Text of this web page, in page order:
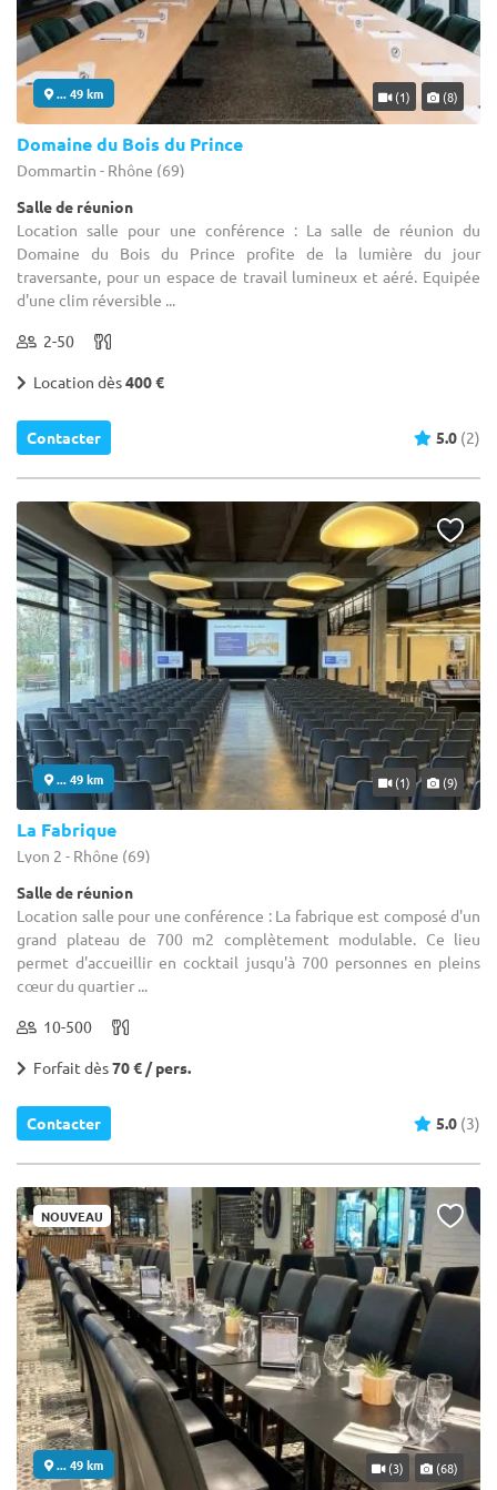
... 49 km (1) (8)
Domaine du Bois du Prince
Dommartin - Rhône (69)
Salle de réunion
Location salle pour une conférence : La salle de réunion du
Domaine du Bois du Prince profite de la lumière du jour
traversante, pour un espace de travail lumineux et aéré. Equipée
d'une clim réversible ...
2-50
Location dès400 €
Contacter 5.0 (2)
... 49 km (1) (9)
La Fabrique
Lyon 2 - Rhône (69)
Salle de réunion
Location salle pour une conférence : La fabrique est composé d'un
grand plateau de 700 m2 complètement modulable. Ce lieu
permet d'accueillir en cocktail jusqu'à 700 personnes en pleins
cœur du quartier ...
10-500
Forfait dès70 € / pers.
Contacter 5.0 (3)
NOUVEAU
... 49 km (3) (68)